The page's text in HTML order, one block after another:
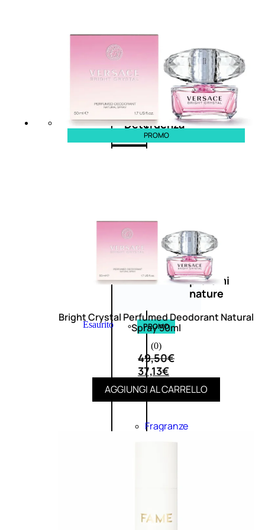
Detergenza
nature
Novità
profumi
nature
Esaurito PROMO
Fragranze
Nature
Valutato
PROMO
Bright Crystal Perfumed Deodorant Natural
Spray 50ml
(0)
49,50€
37,13€
AGGIUNGI AL CARRELLO